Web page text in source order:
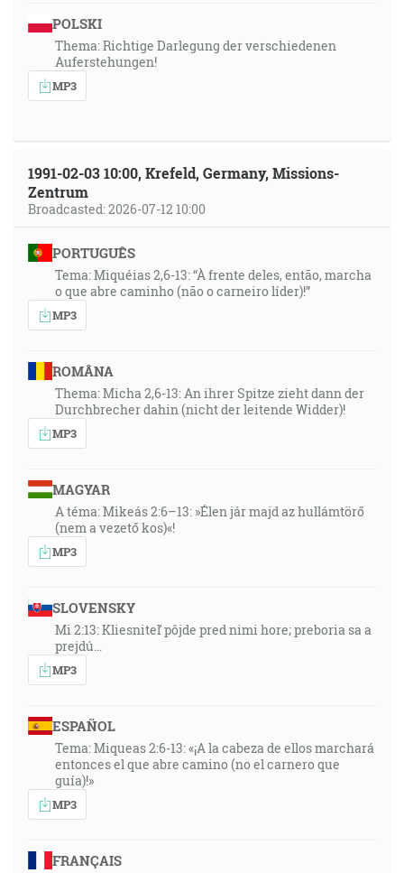
POLSKI
Thema: Richtige Darlegung der verschiedenen
Auferstehungen!
MP3
1991-02-03 10:00, Krefeld, Germany, Missions-
Zentrum
Broadcasted: 2026-07-12 10:00
PORTUGUÊS
Tema: Miquéias 2,6-13: “À frente deles, então, marcha
o que abre caminho (não o carneiro líder)!”
MP3
ROMÂNA
Thema: Micha 2,6-13: An ihrer Spitze zieht dann der
Durchbrecher dahin (nicht der leitende Widder)!
MP3
MAGYAR
A téma: Mikeás 2:6–13: »Élen jár majd az hullámtörő
(nem a vezető kos)«!
MP3
SLOVENSKY
Mi 2:13: Kliesniteľ pôjde pred nimi hore; preboria sa a
prejdú…
MP3
ESPAÑOL
Tema: Miqueas 2:6-13: «¡A la cabeza de ellos marchará
entonces el que abre camino (no el carnero que
guía)!»
MP3
FRANÇAIS